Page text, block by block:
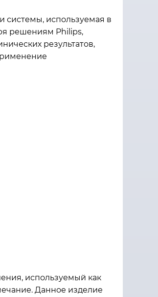
системы, используемая в
решениям Philips,
результатов,
используемый как
Данное изделие